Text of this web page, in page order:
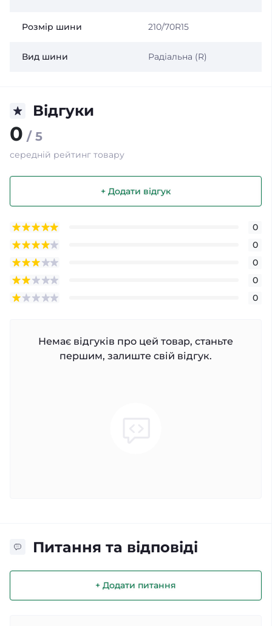
Розмір шини 210/70R15
Вид шини Радіальна (R)
Відгуки
0 / 5
середній рейтинг товару
+ Додати відгук
0
0
0
0
0
Немає відгуків про цей товар, станьте
першим, залиште свій відгук.
Питання та відповіді
+ Додати питання